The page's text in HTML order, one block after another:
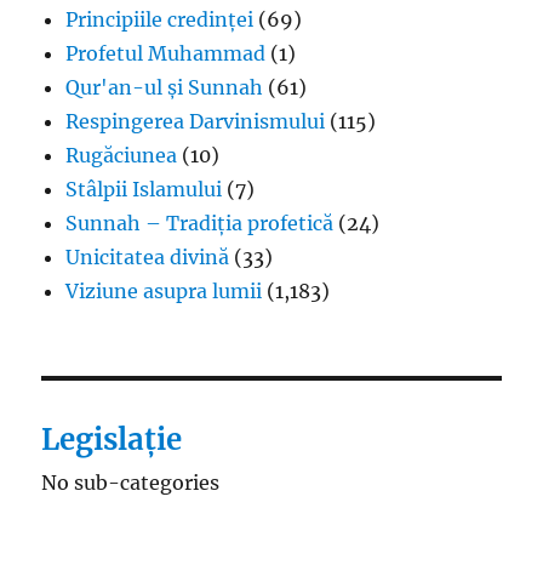
Principiile credinței (69)
Profetul Muhammad (1)
Qur'an-ul și Sunnah (61)
Respingerea Darvinismului (115)
Rugăciunea (10)
Stâlpii Islamului (7)
Sunnah – Tradiția profetică (24)
Unicitatea divină (33)
Viziune asupra lumii (1,183)
Legislație
No sub-categories